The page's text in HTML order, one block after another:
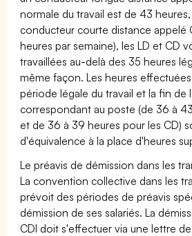
normale du travail est de 43
conducteur courte distance appelé
heures par semaine), les LD et CD
travaillées au-delà des 35 heures
même façon. Les heures
période légale du travail et la fin de
correspondant au poste (de 36 à
et de 36 à 39 heures pour les CD)
d'équivalence à la place d'heures
Le préavis de démission dans les
La convention collective dans les
prévoit des périodes de préavis
démission de ses salariés. La
CDI doit s'effectuer via une lettre